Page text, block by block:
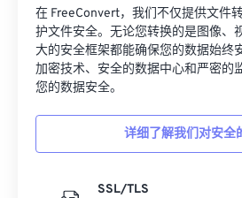
在 FreeConvert，我们不仅提供文件
护文件安全。无论您转换的是图像、
大的安全框架都能确保您的数据始终
加密技术、安全的数据中心和严密的
您的数据安全。
详细了解我们对安全
SSL/TLS